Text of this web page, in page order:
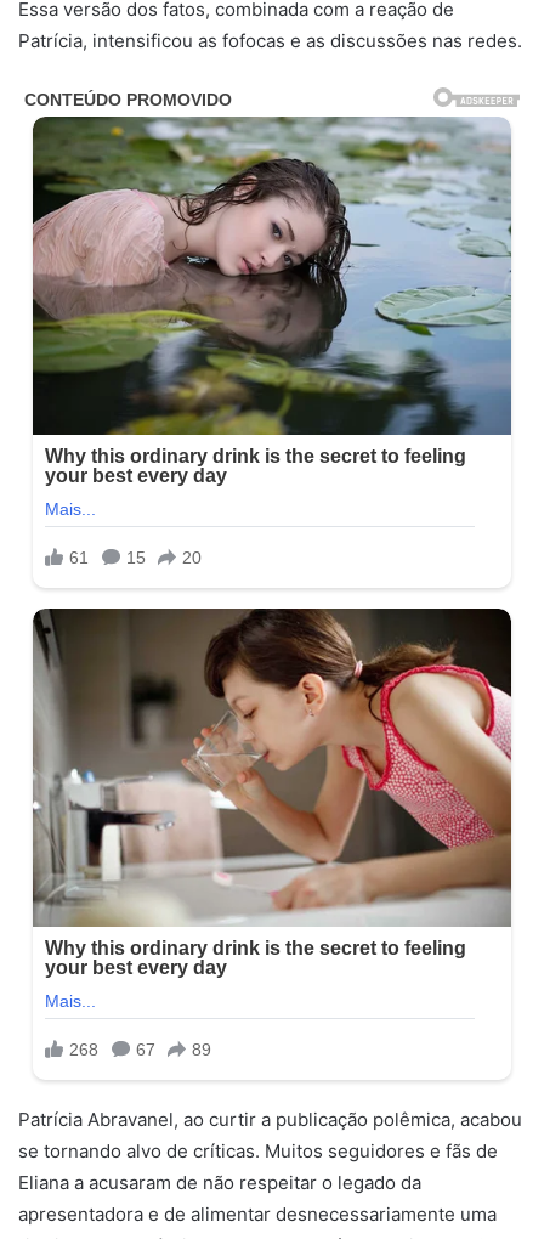
Essa versão dos fatos, combinada com a reação de
Patrícia, intensificou as fofocas e as discussões nas redes.
Patrícia Abravanel, ao curtir a publicação polêmica, acabou
se tornando alvo de críticas. Muitos seguidores e fãs de
Eliana a acusaram de não respeitar o legado da
apresentadora e de alimentar desnecessariamente uma